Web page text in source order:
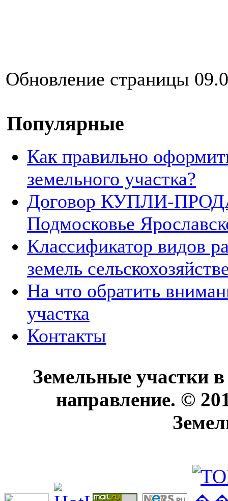
Обновление страницы
Популярные
Как правильно
земельного участка?
Договор КУПЛИ-
Подмосковье
Классификатор видов
земель
На что обратить
участка
Контакты
Земельные участки
направление. ©